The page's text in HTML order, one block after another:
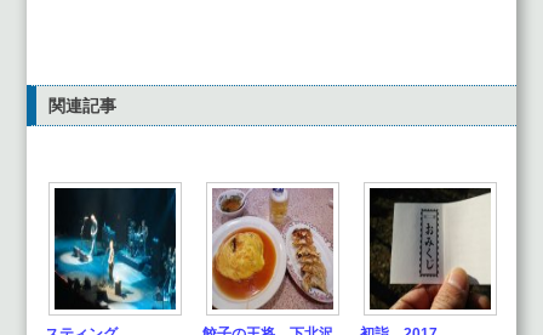
関連記事